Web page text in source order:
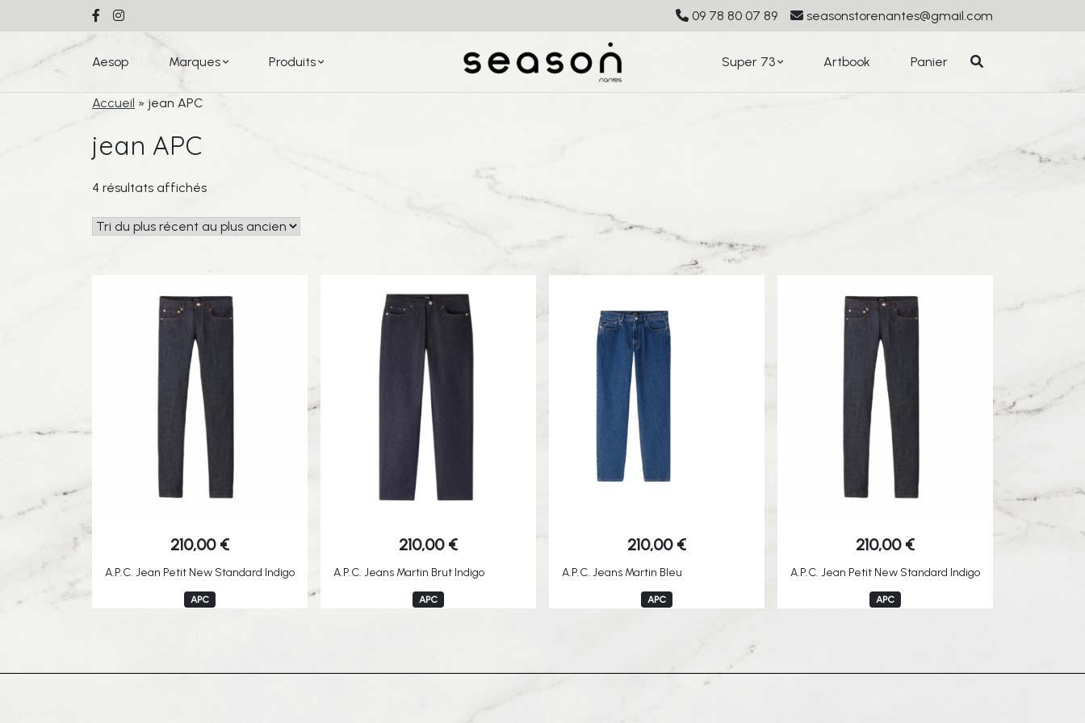
09 78 80 07 89 seasonstorenantes@gmail.com
Aesop Marques Produits Super 73 Artbook Panier
Accueil » jean APC
jean APC
4 résultats affichésTrié
plus
ancien
210,00 €
A.P.C. Jean Petit New Standard Indigo
APC
210,00 €
A.P.C. Jeans Martin Brut Indigo
APC
210,00 €
A.P.C. Jeans Martin Bleu
APC
210,00 €
A.P.C. Jean Petit New Standard Indigo
APC